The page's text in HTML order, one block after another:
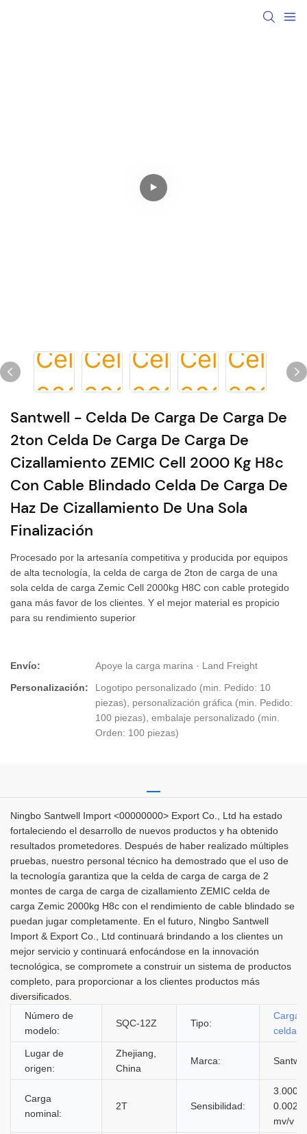
Santwell - Celda De Carga De Carga De
2ton Celda De Carga De Carga De
Cizallamiento ZEMIC Cell 2000 Kg H8c
Con Cable Blindado Celda De Carga De
Haz De Cizallamiento De Una Sola
Finalización
Procesado por la artesanía competitiva y producida por equipos
de alta tecnología, la celda de carga de 2ton de carga de una
sola celda de carga Zemic Cell 2000kg H8C con cable protegido
gana más favor de los clientes. Y el mejor material es propicio
para su rendimiento superior
Envío:
Apoye la carga marina · Land Freight
Personalización:
Logotipo personalizado (min. Pedido: 10
piezas), personalización gráfica (min. Pedido:
100 piezas), embalaje personalizado (min.
Orden: 100 piezas)
Ningbo Santwell Import <00000000> Export Co., Ltd ha estado
fortaleciendo el desarrollo de nuevos productos y ha obtenido
resultados prometedores. Después de haber realizado múltiples
pruebas, nuestro personal técnico ha demostrado que el uso de
la tecnología garantiza que la celda de carga de carga de 2
montes de carga de carga de cizallamiento ZEMIC celda de
carga Zemic 2000kg H8c con el rendimiento de cable blindado se
puedan jugar completamente. En el futuro, Ningbo Santwell
Import & Export Co., Ltd continuará brindando a los clientes un
mejor servicio y continuará enfocándose en la innovación
tecnológica, se compromete a construir un sistema de productos
completo, para proporcionar a los clientes productos más
diversificados.
Número de
modelo:
SQC-12Z Tipo:
Cargar
celda
Lugar de
origen:
Zhejiang,
China
Marca:
Carga
nominal:
2T Sensibilidad:
3.0000
0.002
mv/v